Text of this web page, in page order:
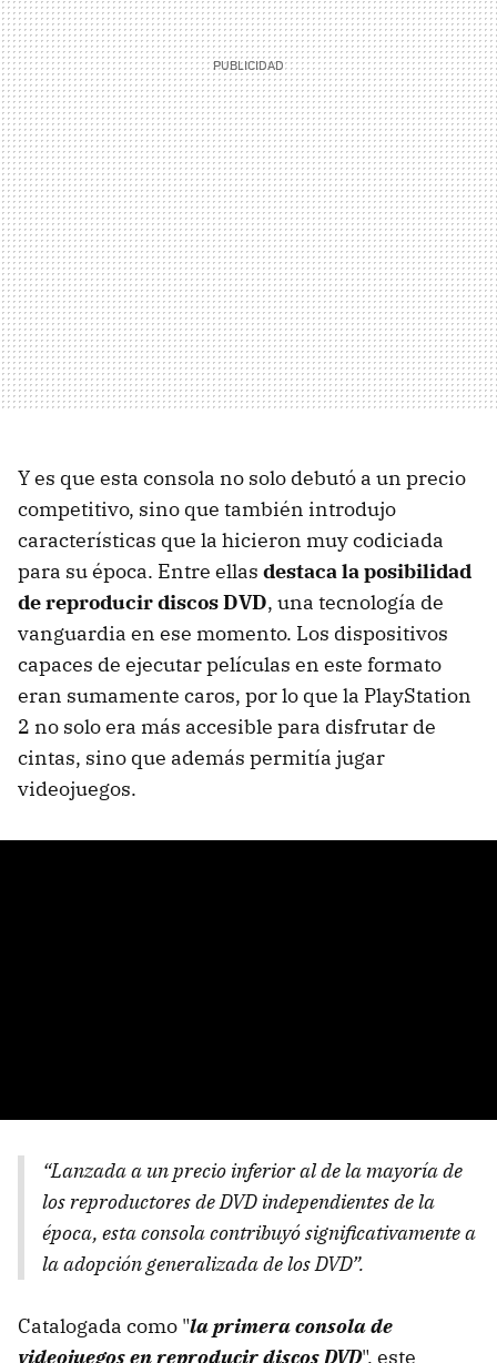
Y es que esta consola no solo debutó a un precio
competitivo, sino que también introdujo
características que la hicieron muy codiciada
para su época. Entre ellas destaca la posibilidad
de reproducir discos DVD, una tecnología de
vanguardia en ese momento. Los dispositivos
capaces de ejecutar películas en este formato
eran sumamente caros, por lo que la PlayStation
2 no solo era más accesible para disfrutar de
cintas, sino que además permitía jugar
videojuegos.
“Lanzada a un precio inferior al de la mayoría de
los reproductores de DVD independientes de la
época, esta consola contribuyó significativamente a
la adopción generalizada de los DVD”.
Catalogada como "la primera consola de
videojuegos en reproducir discos DVD", este